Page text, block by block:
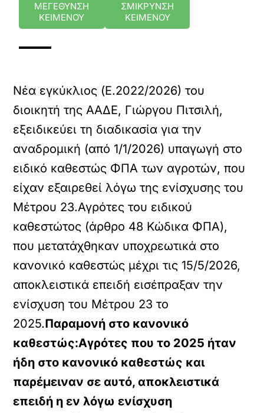
ΜΕΓΕΘΥΝΣΗ
ΚΕΙΜΕΝΟΥ
ΣΜΙΚΡΥΝΣΗ
ΚΕΙΜΕΝΟΥ
Νέα εγκύκλιος (Ε.2022/2026) του
διοικητή της ΑΑΔΕ, Γιώργου Πιτσιλή,
εξειδικεύει τη διαδικασία για την
αναδρομική (από 1/1/2026) υπαγωγή στο
ειδικό καθεστώς ΦΠΑ των αγροτών, που
είχαν εξαιρεθεί λόγω της ενίσχυσης του
Μέτρου 23.Αγρότες του ειδικού
καθεστώτος (άρθρο 48 Κώδικα ΦΠΑ),
που μετατάχθηκαν υποχρεωτικά στο
κανονικό καθεστώς μέχρι τις 15/5/2026,
αποκλειστικά επειδή εισέπραξαν την
ενίσχυση του Μέτρου 23 το
2025.Παραμονή στο κανονικό
καθεστώς:Αγρότες που το 2025 ήταν
ήδη στο κανονικό καθεστώς και
παρέμειναν σε αυτό, αποκλειστικά
επειδή η εν λόγω ενίσχυση